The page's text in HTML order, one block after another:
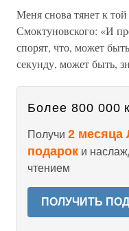
Меня снова тянет к
Смоктуновского: «И
спорят, что, может
секунду, может быть,
Более 800 000
Получи 2 месяца
подарок и
чтением
ПОЛУЧИТЬ